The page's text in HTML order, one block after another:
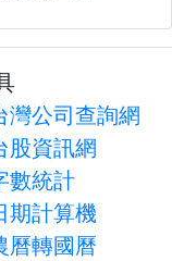
灣公司查詢網
股資訊網
數統計
期計算機
曆轉國曆